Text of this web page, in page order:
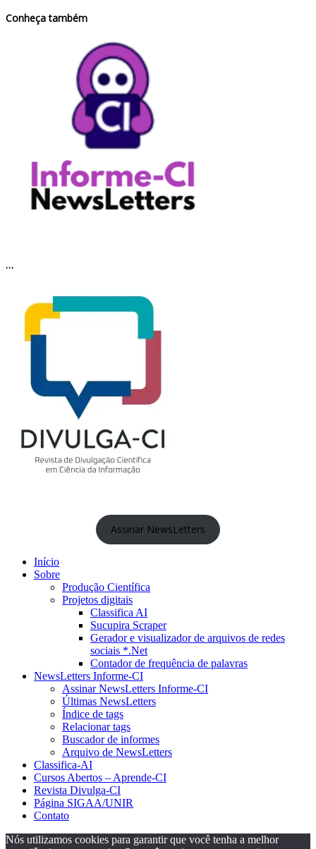
Conheça também
…
Assinar NewsLetters
Início
Sobre
Produção Científica
Projetos digitais
Classifica AI
Sucupira Scraper
Gerador e visualizador de arquivos de redes
sociais *.Net
Contador de frequência de palavras
NewsLetters Informe-CI
Assinar NewsLetters Informe-CI
Últimas NewsLetters
Índice de tags
Relacionar tags
Buscador de informes
Arquivo de NewsLetters
Classifica-AI
Cursos Abertos – Aprende-CI
Revista Divulga-CI
Página SIGAA/UNIR
Contato
Nós utilizamos cookies para garantir que você tenha a melhor